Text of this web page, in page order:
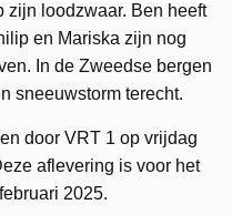
zijn loodzwaar. Ben heeft
en Mariska zijn nog
In de Zweedse bergen
sneeuwstorm terecht.
door VRT 1 op vrijdag
aflevering is voor het
2025.